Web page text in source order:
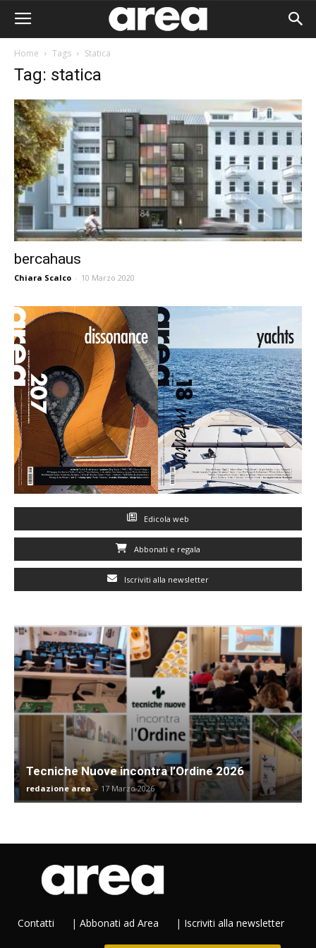
Home Tags Statica
Tag: statica
bercahaus
Chiara Scalco - 10 Marzo 2020
Edicola web
Abbonati e regala
Iscriviti alla newsletter
Tecniche Nuove incontra l’Ordine 2026
redazione area - 17 Marzo 2026
Contatti | Abbonati ad Area | Iscriviti alla newsletter